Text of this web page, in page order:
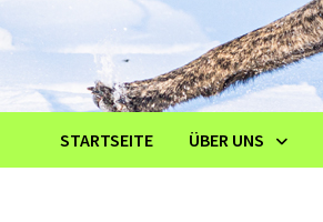
STARTSEITE ÜBER UNS